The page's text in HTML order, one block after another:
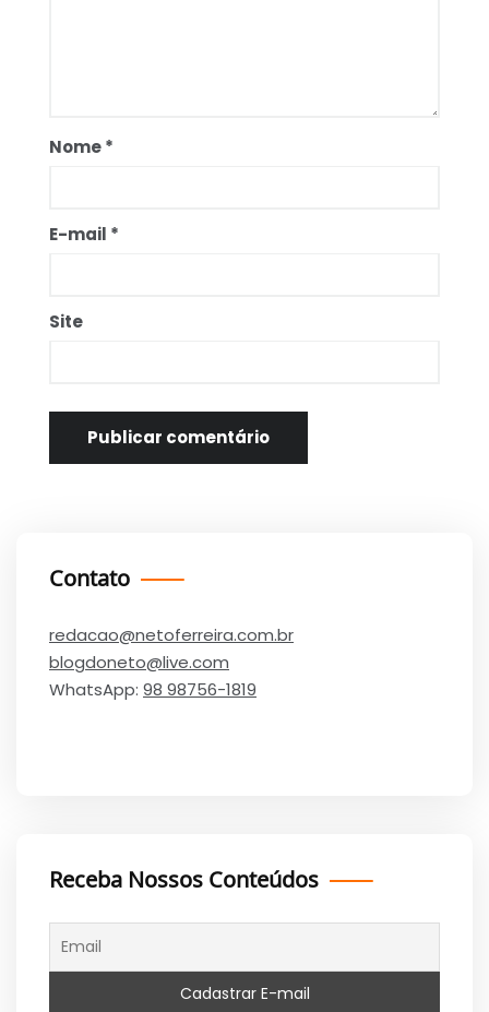
Nome*
E-mail *
Site
Contato
redacao@netoferreira.com.br
blogdoneto@live.com
WhatsApp: 98 98756-1819
Receba Nossos Conteúdos